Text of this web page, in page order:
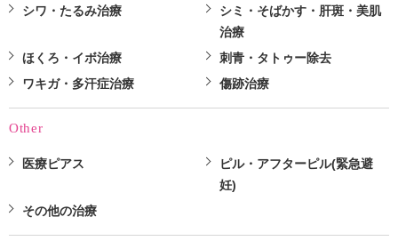
シワ・たるみ治療
シミ・そばかす・肝斑・美肌
治療
ほくろ・イボ治療
刺青・タトゥー除去
ワキガ・多汗症治療
傷跡治療
Other
医療ピアス
ピル・アフターピル(緊急避
妊)
その他の治療